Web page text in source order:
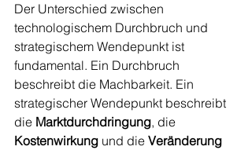
Der Unterschied zwischen
technologischem Durchbruch und
strategischem Wendepunkt ist
fundamental. Ein Durchbruch
beschreibt die Machbarkeit. Ein
strategischer Wendepunkt beschreibt
die Marktdurchdringung, die
Kostenwirkung und die Veränderung